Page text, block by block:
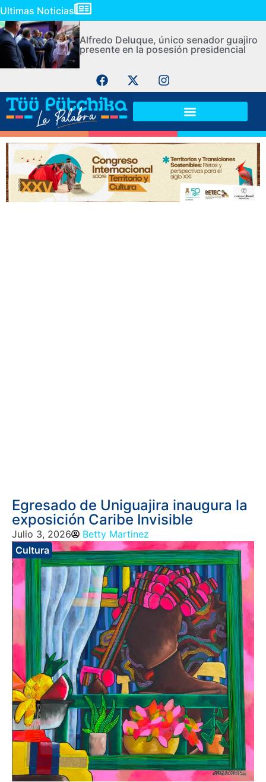
Ultimas Noticias
Alfredo Deluque, único senador guajiro
presente en la posesión presidencial
Egresado de Uniguajira inaugura la
exposición Caribe Invisible
Julio 3, 2026
Betty Martinez
Cultura